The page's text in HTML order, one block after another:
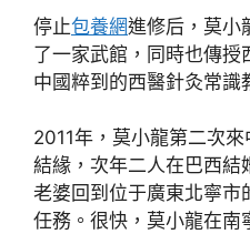
停止包養網進修后，莫小
了一家武館，同時也傳授
中國粹到的西醫針灸常識
2011年，莫小龍第二次
結緣，次年二人在巴西
老婆回到位于廣東北寧市
任務。很快，莫小龍在南